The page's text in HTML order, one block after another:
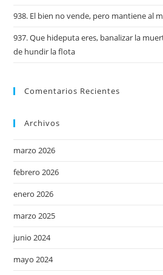
938. El bien no vende, pero mantiene al
937. Que hideputa eres, banalizar la
de hundir la flota
Comentarios Recientes
Archivos
marzo 2026
febrero 2026
enero 2026
marzo 2025
junio 2024
mayo 2024